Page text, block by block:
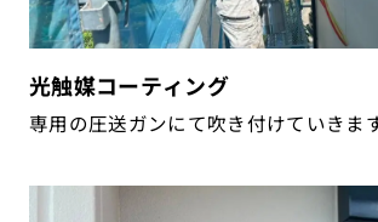
光触媒コーティング
専用の圧送ガンにて吹き付けていきま